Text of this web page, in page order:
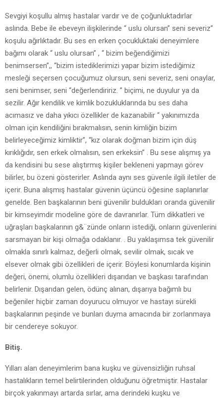
Sevgiyi koşullu almış hastalar vardır ve de çoğunluktadırlar
aslında. Bebe ile ebeveyn ilişkilerinde “ uslu olursan” seni severiz”
koşulu ağırlıktadır. Bu ses en erken çocukluktaki deneyimlere
bağımı olarak “ uslu olursan” , “ bizim beğendiğimizi
benimsersen”,, “bizim istediklerimizi yapar bizim istediğimiz
mesleği seçersen çocuğumuz olursun, seni severiz, seni onaylar,
seni benimser, seni “değerlendiririz. ” biçimi, ne duyulur ya da
sezilir. Ağır kendilik ve kimlik bozukluklarında bu ses daha
acımasız ve daha yıkıcı özellikler de kazanabilir “ yakınımızda
olman için kendiliğini bırakmalısın, senin kimliğin bizim
belirleyeceğimiz kimliktir”, “kız olarak doğman bizim için düş
kırıklığıdır, sen erkek olmalısın, sen erkeksin” . Bu sese alışmış ya
da kendisini bu sese alıştırmış kişiler bekleneni yapmayı görev
bilirler, bu özeni gösterirler. Aslında aynı ses güvenle ilgili iletiler de
içerir. Buna alışmış hastalar güvenin üçüncü öğesine saplanırlar
genelde. Ben başkalarının beni güvenilir buldukları oranda güvenilir
bir kimseyimdir modeline göre de davranırlar. Tüm dikkatleri ve
uğraşları başkalarının g&¨zünde onların istediği, onların güvenlerini
sarsmayan bir kişi olmağa odaklanır. . Bu yaklaşımsa tek güvenilir
olmakla sınırlı kalmaz, değerli olmak, sevilir olmak, sıcak ve
elsever olmak gibi özellikleri de içerir. Böylesi konumlarda kişinin
değeri, önemi, olumlu özellikleri dışarıdan ve başkası tarafından
belirlenir. Dışarıdan gelen, ödünç alınan, dışarıya bağımlı bu
beğeniler hiçbir zaman doyurucu olmuyor ve hastayı sürekli
başkalarının peşinde ve bunları duyma amacında bir zorlanmaya
bir cendereye sokuyor.
Bitiş.
Yılları alan deneyimlerim bana kuşku ve güvensizliğin ruhsal
hastalıkların temel belirtilerinden olduğunu öğretmiştir. Hastalar
birçok yakınmayı artarda sırlar, ama derindeki kuşku ve